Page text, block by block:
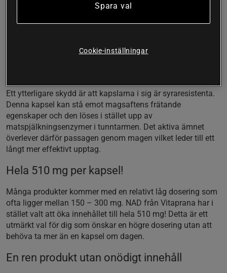
NAD+ som finns i kapslarna är i sig inkapslad i vad som kan
Ett ytterligare skydd är att kapslarna i sig är syraresistenta.
Denna kapsel kan stå emot magsaftens frätande
egenskaper och den löses i stället upp av
matspjälkningsenzymer i tunntarmen. Det aktiva ämnet
överlever därför passagen genom magen vilket leder till ett
långt mer effektivt upptag.
Hela 510 mg per kapsel!
Många produkter kommer med en relativt låg dosering som
ofta ligger mellan 150 – 300 mg. NAD från Vitaprana har i
stället valt att öka innehållet till hela 510 mg! Detta är ett
utmärkt val för dig som önskar en högre dosering utan att
behöva ta mer än en kapsel om dagen.
En ren produkt utan onödigt innehåll
Spara val
Cookie-inställningar